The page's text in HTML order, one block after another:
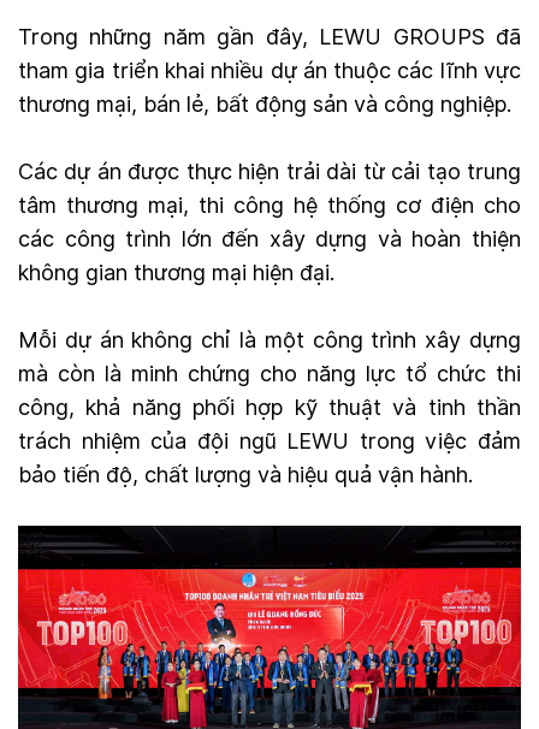
Trong những năm gần đây, LEWU GROUPS đã
tham gia triển khai nhiều dự án thuộc các lĩnh vực
thương mại, bán lẻ, bất động sản và công nghiệp.
Các dự án được thực hiện trải dài từ cải tạo trung
tâm thương mại, thi công hệ thống cơ điện cho
các công trình lớn đến xây dựng và hoàn thiện
không gian thương mại hiện đại.
Mỗi dự án không chỉ là một công trình xây dựng
mà còn là minh chứng cho năng lực tổ chức thi
công, khả năng phối hợp kỹ thuật và tinh thần
trách nhiệm của đội ngũ LEWU trong việc đảm
bảo tiến độ, chất lượng và hiệu quả vận hành.